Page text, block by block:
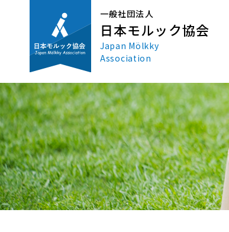
一般社団法人
日本モルック協会
Japan Mölkky
Association